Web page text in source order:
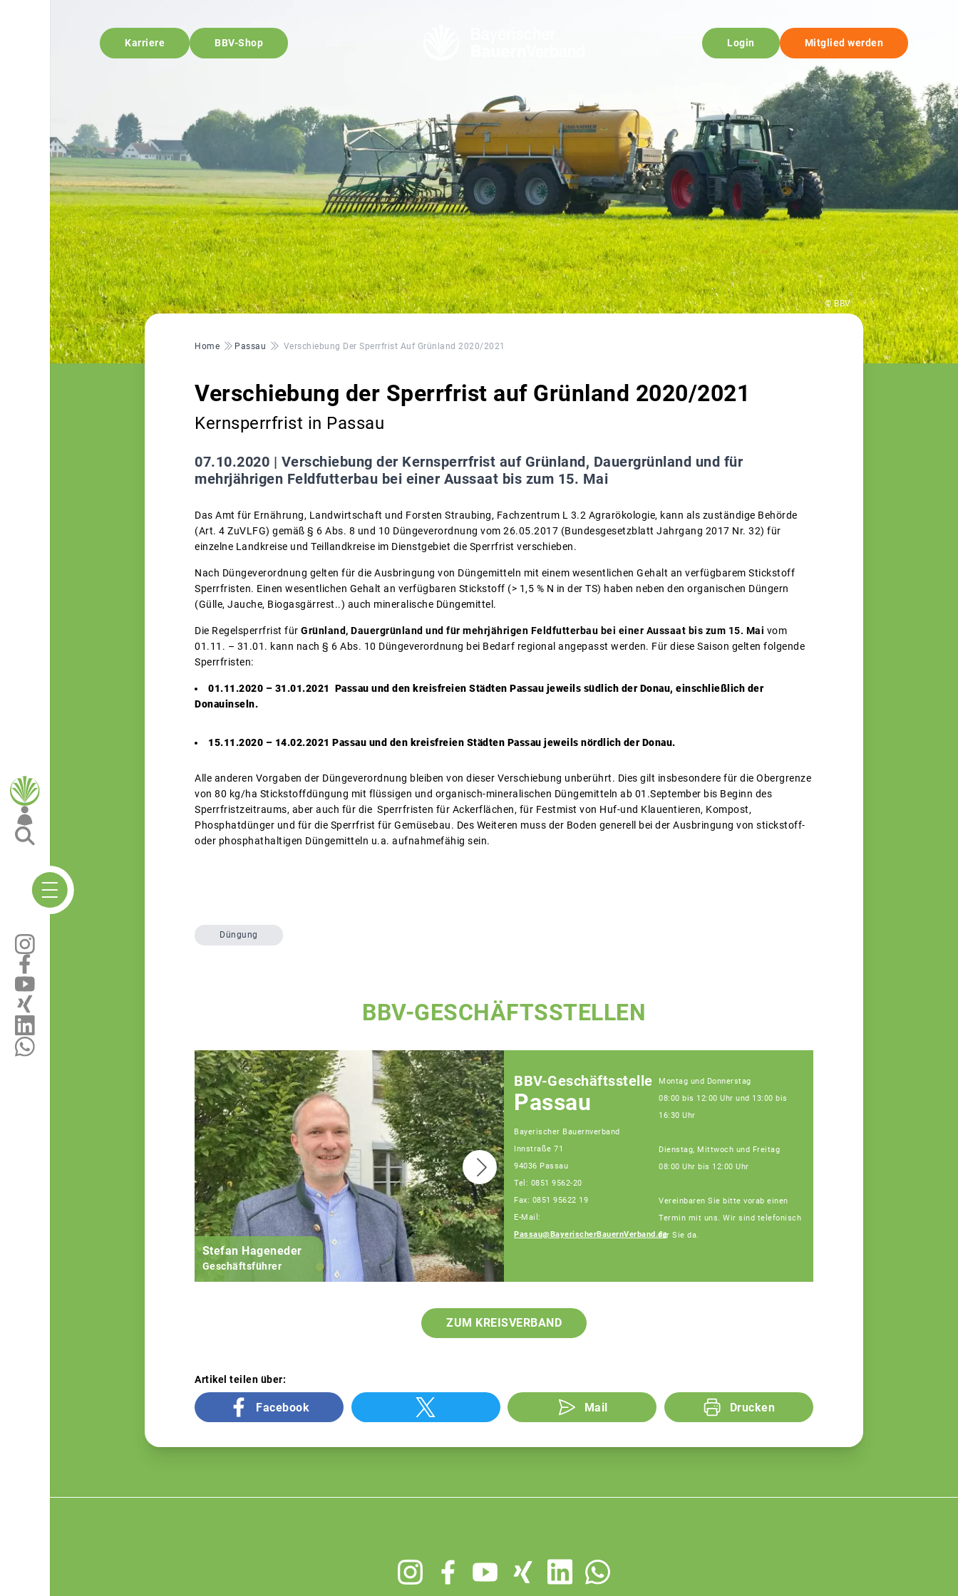
Karriere BBV-Shop Login Mitglied werden
© BBV
Pfadnavigation
Home Passau Verschiebung Der Sperrfrist Auf Grünland 2020/2021
Verschiebung der Sperrfrist auf Grünland 2020/2021
Kernsperrfrist in Passau
07.10.2020 | Verschiebung der Kernsperrfrist auf Grünland, Dauergrünland und für
mehrjährigen Feldfutterbau bei einer Aussaat bis zum 15. Mai
Das Amt für Ernährung, Landwirtschaft und Forsten Straubing, Fachzentrum L 3.2 Agrarökologie, kann als zuständige Behörde
(Art. 4 ZuVLFG) gemäß § 6 Abs. 8 und 10 Düngeverordnung vom 26.05.2017 (Bundesgesetzblatt Jahrgang 2017 Nr. 32) für
einzelne Landkreise und Teillandkreise im Dienstgebiet die Sperrfrist verschieben.
Nach Düngeverordnung gelten für die Ausbringung von Düngemitteln mit einem wesentlichen Gehalt an verfügbarem Stickstoff
Sperrfristen. Einen wesentlichen Gehalt an verfügbaren Stickstoff (> 1,5 % N in der TS) haben neben den organischen Düngern
(Gülle, Jauche, Biogasgärrest..) auch mineralische Düngemittel.
Die Regelsperrfrist für Grünland, Dauergrünland und für mehrjährigen Feldfutterbau bei einer Aussaat bis zum 15. Mai vom
01.11. – 31.01. kann nach § 6 Abs. 10 Düngeverordnung bei Bedarf regional angepasst werden. Für diese Saison gelten folgende
Sperrfristen:
01.11.2020 – 31.01.2021
Passau und den kreisfreien Städten Passau jeweils südlich der Donau, einschließlich der
Donauinseln.
15.11.2020 – 14.02.2021 Passau und den kreisfreien Städten Passau jeweils nördlich der Donau.
Alle anderen Vorgaben der Düngeverordnung bleiben von dieser Verschiebung unberührt. Dies gilt insbesondere für die Obergrenze
von 80 kg/ha Stickstoffdüngung mit flüssigen und organisch-mineralischen Düngemitteln ab 01.September bis Beginn des
Sperrfristzeitraums, aber auch für die Sperrfristen für Ackerflächen, für Festmist von Huf-und Klauentieren, Kompost,
Phosphatdünger und für die Sperrfrist für Gemüsebau. Des Weiteren muss der Boden generell bei der Ausbringung von stickstoff-
oder phosphathaltigen Düngemitteln u.a. aufnahmefähig sein.
Düngung
BBV-GESCHÄFTSSTELLEN
Stefan Hageneder
Geschäftsführer
BBV-Geschäftsstelle
Passau
Bayerischer Bauernverband
Innstraße 71
94036 Passau
Tel: 0851 9562-20
Fax: 0851 95622 19
E-Mail:
Passau@BayerischerBauernVerband.de
Montag und Donnerstag
08:00 bis 12:00 Uhr und 13:00 bis
16:30 Uhr
Dienstag, Mittwoch und Freitag
08:00 Uhr bis 12:00 Uhr
Vereinbaren Sie bitte vorab einen
Termin mit uns. Wir sind telefonisch
für Sie da.
ZUM KREISVERBAND
Artikel teilen über:
Facebook Mail Drucken